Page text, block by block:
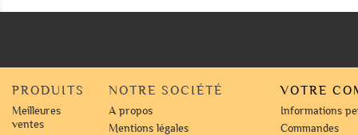
PRODUITS
Meilleures
ventes
NOTRE SOCIÉTÉ
A propos
Mentions légales
VOTRE
Informations
Commandes